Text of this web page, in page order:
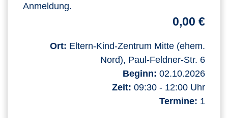
Anmeldung.
0,00 €
Ort: Eltern-Kind-Zentrum Mitte (ehem.
Nord), Paul-Feldner-Str. 6
Beginn: 02.10.2026
Zeit: 09:30 - 12:00 Uhr
Termine: 1